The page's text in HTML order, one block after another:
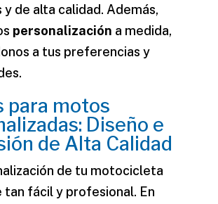
de alta calidad. Además,
personalización a medida,
a tus preferencias y
para motos
Diseño e
de Alta Calidad
de tu motocicleta
tan fácil y profesional. En